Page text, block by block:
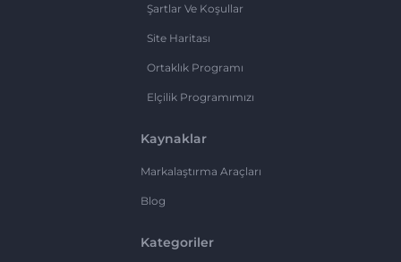
Şartlar Ve Koşullar
Site Haritası
Ortaklık Programı
Elçilik Programımızı
Kaynaklar
Markalaştırma Araçları
Blog
Kategoriler